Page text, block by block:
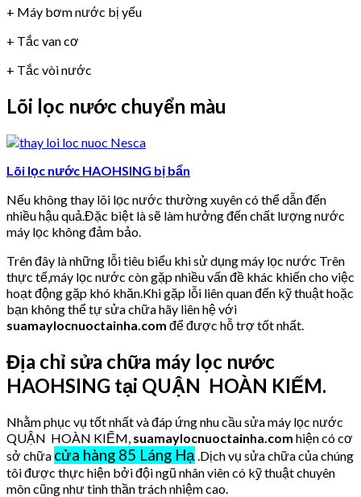
+ Máy bơm nước bị yếu
+ Tắc van cơ
+ Tắc vòi nước
Lõi lọc nước chuyển màu
Lõi lọc nước HAOHSING bị bẩn
Nếu không thay lõi lọc nước thường xuyên có thể dẫn đến
nhiều hậu quả.Đặc biệt là sẽ làm hưởng đến chất lượng nước
máy lọc không đảm bảo.
Trên đây là những lỗi tiêu biểu khi sử dụng máy lọc nước Trên
thực tế,máy lọc nước còn gặp nhiều vấn đề khác khiến cho việc
hoạt động gặp khó khăn.Khi gặp lỗi liên quan đến kỹ thuật hoặc
bạn không thể tự sửa chữa hãy liên hệ với
suamaylocnuoctainha.com để được hỗ trợ tốt nhất.
Địa chỉ sửa chữa máy lọc nước
HAOHSING tại QUẬN HOÀN KIẾM.
Nhằm phục vụ tốt nhất và đáp ứng nhu cầu sửa máy lọc nước
QUẬN HOÀN KIẾM, suamaylocnuoctainha.com hiện có cơ
sở chữa cửa hàng 85 Láng Hạ .Dịch vụ sửa chữa của chúng
tôi được thực hiện bởi đội ngũ nhân viên có kỹ thuật chuyên
môn cũng như tinh thần trách nhiệm cao.